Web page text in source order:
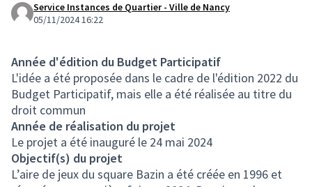
Service Instances de Quartier - Ville de Nancy
05/11/2024 16:22
Année d'édition du Budget Participatif
L'idée a été proposée dans le cadre de l'édition 2022 du
Budget Participatif, mais elle a été réalisée au titre du
droit commun
Année de réalisation du projet
Le projet a été inauguré le 24 mai 2024
Objectif(s) du projet
L’aire de jeux du square Bazin a été créée en 1996 et